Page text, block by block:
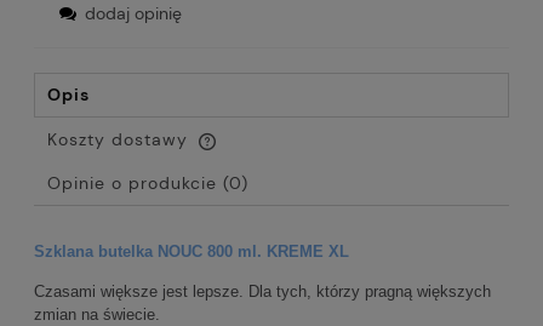
dodaj opinię
Opis
Koszty dostawy
Cena nie zawiera ewentualnych kosztów płatności
Opinie o produkcie (0)
Szklana butelka NOUC 800 ml. KREME XL
Czasami większe jest lepsze. Dla tych, którzy pragną większych
zmian na świecie.